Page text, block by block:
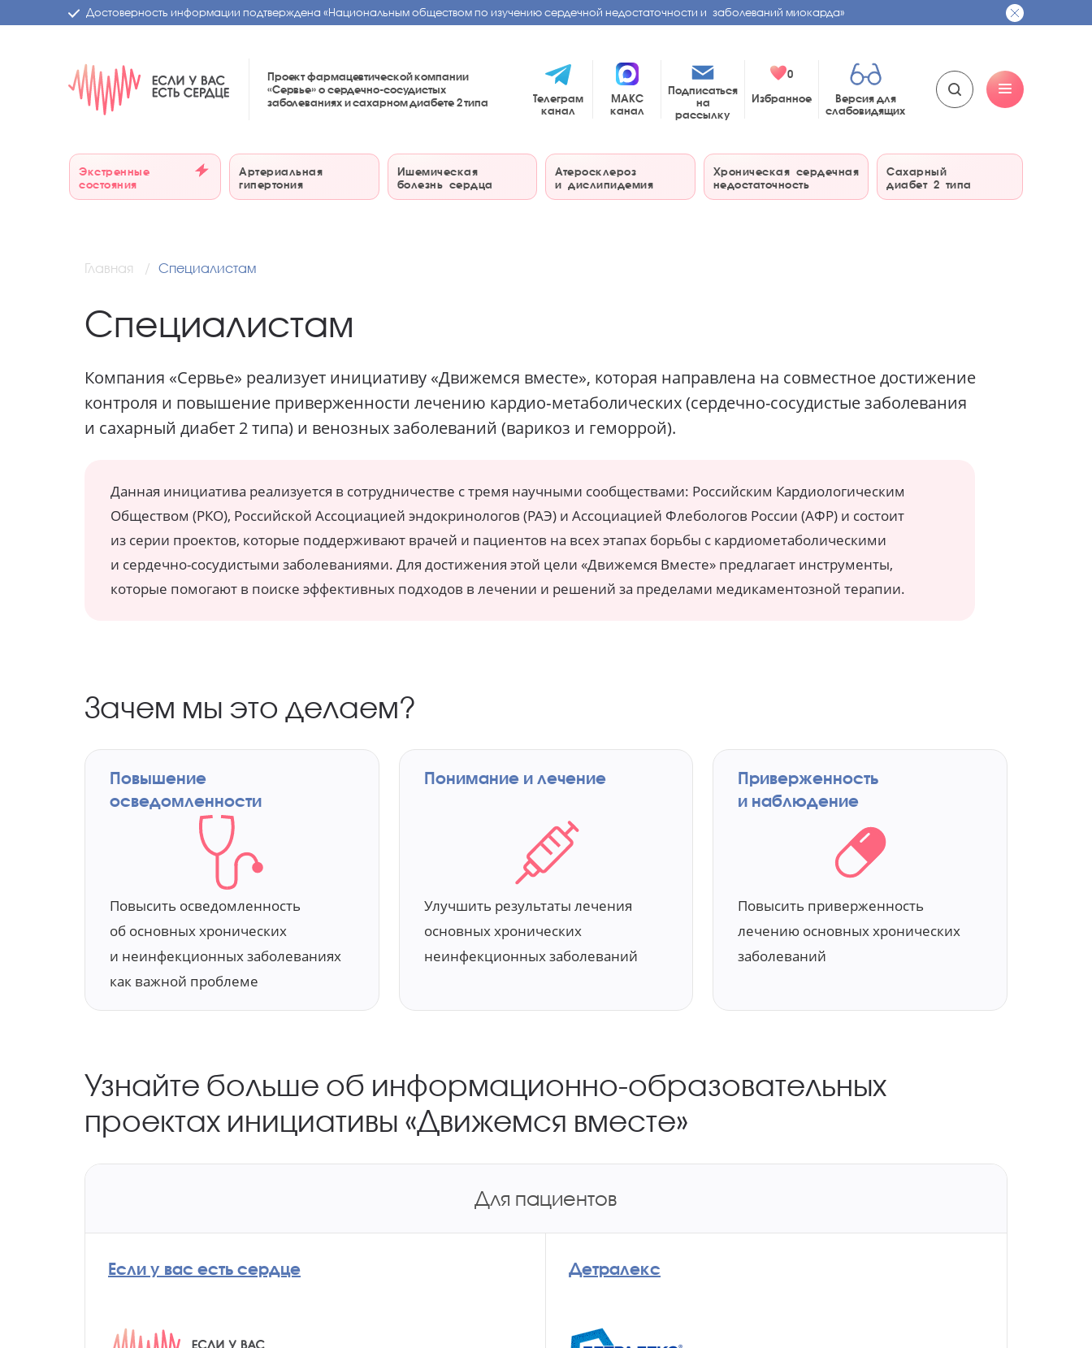
Достоверность информации подтверждена «Национальным обществом по изучению сердечной недостаточности и заболеваний миокарда»
Проект фармацевтической компании
«Сервье»о сердечно-сосудистых
заболеваниях и сахарном диабете2 типа
Телеграм
канал
МАКС
канал
Подписаться
на
рассылку
0
Избранное
Версия для
слабовидящих
Экстренные
состояния
Артериальная
гипертония
Ишемическая
болезнь сердца
Атеросклероз
и дислипидемия
Хроническая сердечная
недостаточность
Сахарный
диабет 2 типа
Главная Специалистам
Специалистам
Компания «Сервье» реализует инициативу «Движемся вместе», которая направлена на совместное достижение
контроля и повышение приверженности лечению кардио‑метаболических (сердечно-сосудистые заболевания
и сахарный диабет 2 типа) и венозныхзаболеваний (варикоз и геморрой).
Данная инициатива реализуется в сотрудничестве с тремя научными сообществами: Российским Кардиологическим
Обществом (РКО), Российской Ассоциацией эндокринологов (РАЭ) и Ассоциацией Флебологов России (АФР) и состоит
из серии проектов, которые поддерживают врачей и пациентов на всех этапах борьбы с кардиометаболическими
и сердечно-сосудистыми заболеваниями. Для достижения этой цели «Движемся Вместе» предлагает инструменты,
которые помогают в поиске эффективных подходов в лечении и решений за пределами медикаментозной терапии.
Зачем мы это делаем?
Повышение
осведомленности
Повысить осведомленность
об основныххронических
и неинфекционныхзаболеваниях
как важной проблеме
Понимание и лечение
Улучшить результаты лечения
основных хронических
неинфекционных заболеваний
Приверженность
и наблюдение
Повысить приверженность
лечению основных хронических
заболеваний
Узнайте больше об информационно-образовательных
проектах инициативы «Движемся вместе»
Для пациентов
Если у вас есть сердце Детралекс